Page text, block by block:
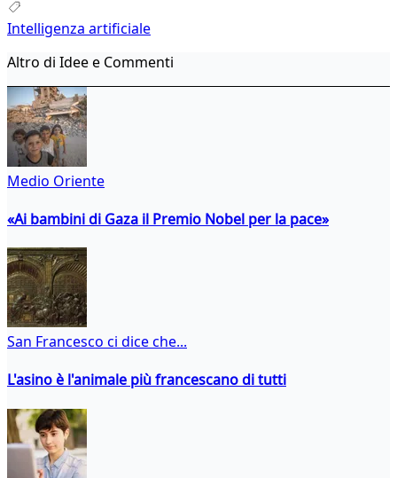
Intelligenza artificiale
Altro di Idee e Commenti
Medio Oriente
«Ai bambini di Gaza il Premio Nobel per la pace»
San Francesco ci dice che...
L'asino è l'animale più francescano di tutti